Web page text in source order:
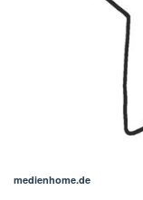
medienhome.de